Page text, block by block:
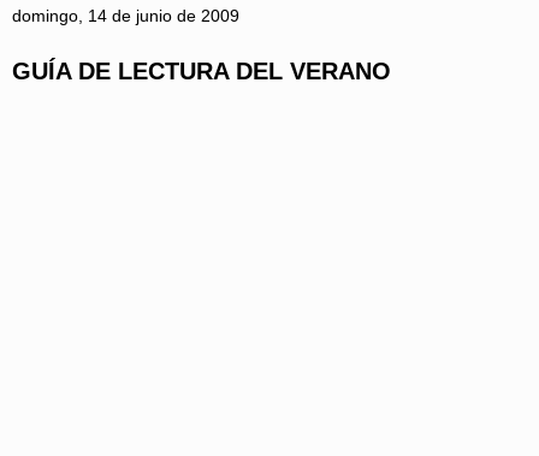
domingo, 14 de junio de 2009
GUÍA DE LECTURA DEL VERANO